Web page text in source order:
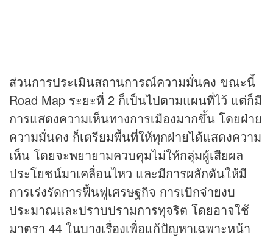
ส่วนการประเมินสถานการณ์ความมั่นคง ขณะนี้
Road Map ระยะที่ 2 ก็เป็นไปตามแผนที่ไว้ แต่ก็มี
การแสดงความเห็นทางการเมืองมากขึ้น โดยฝ่าย
ความมั่นคง ก็เตรียมพื้นที่ให้ทุกฝ่ายได้แสดงความ
เห็น โดยจะพยายามควบคุมไม่ให้กลุ่มผู้เสียผล
ประโยชน์มาเคลื่อนไหว และมีการผลักดันให้มี
การเร่งรัดการฟื้นฟูเศรษฐกิจ การเบิกจ่ายงบ
ประมาณและปราบปรามการทุจริต โดยอาจใช้
มาตรา 44 ในบางเรื่องเพื่อแก้ปัญหาเฉพาะหน้า